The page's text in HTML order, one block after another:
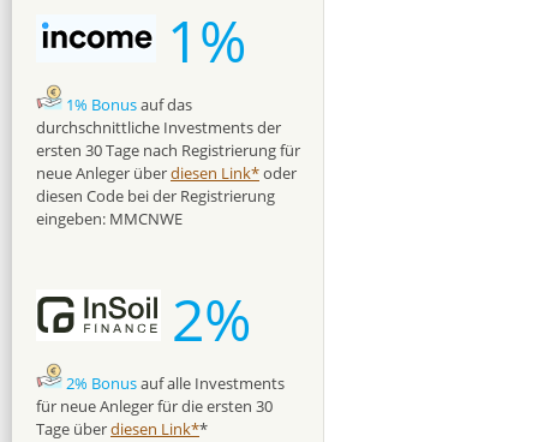
1%
1% Bonusauf das
durchschnittliche Investments der
ersten 30 Tage nach Registrierung für
neue Anleger überdiesen Link*oder
diesen Code bei der Registrierung
eingeben: MMCNWE
2%
2% Bonusauf alle Investments
für neue Anleger für die ersten 30
Tage überdiesen Link**